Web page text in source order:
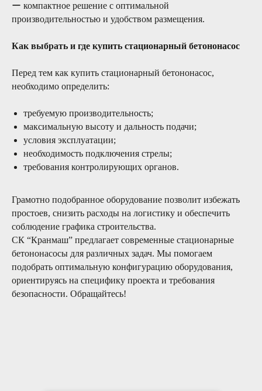
ー компактное решение с оптимальной
производительностью и удобством размещения.
Как выбрать и где купить стационарный бетононасос
Перед тем как купить стационарный бетононасос,
необходимо определить:
требуемую производительность;
максимальную высоту и дальность подачи;
условия эксплуатации;
необходимость подключения стрелы;
требования контролирующих органов.
Грамотно подобранное оборудование позволит избежать
простоев, снизить расходы на логистику и обеспечить
соблюдение графика строительства.
СК “Кранмаш” предлагает современные стационарные
бетононасосы для различных задач. Мы помогаем
подобрать оптимальную конфигурацию оборудования,
ориентируясь на специфику проекта и требования
безопасности. Обращайтесь!
04/
24 часа в сутки 7 дней в неделю две
сервисные бригады готовы выехать в
любую точку России для проведения
сервисных работ любой сложности
03/
Безопасность
внимания в части обеспечения
Вашей строительной техники